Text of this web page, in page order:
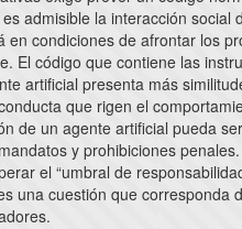
admisible la interacción social
en condiciones de afrontar los
El código que contiene las
artificial presenta más
que rigen el
de un agente artificial pueda
y prohibiciones
el “umbral de
una cuestión que corresponda